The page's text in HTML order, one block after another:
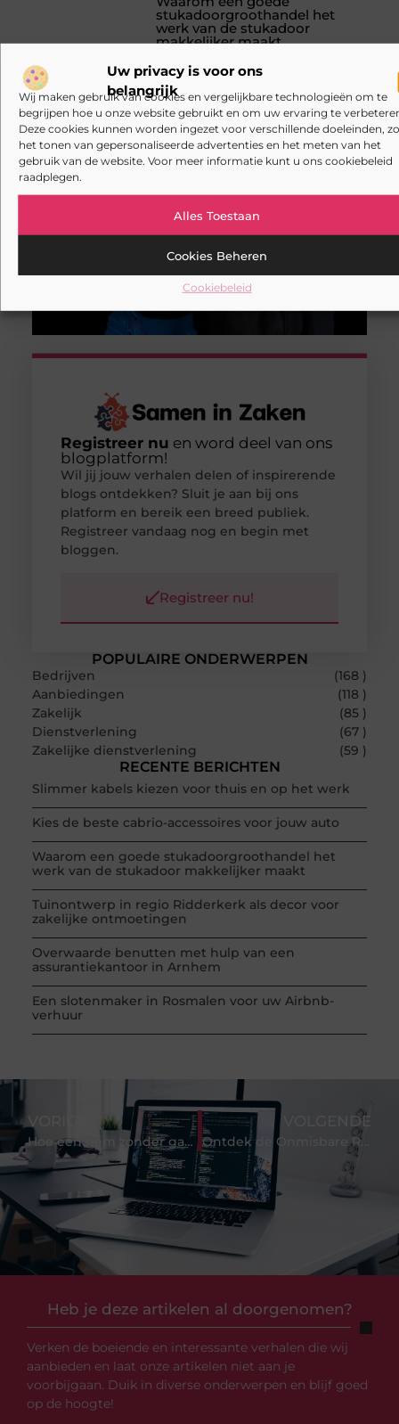
Uw privacy is voor ons
belangrijk
Wij maken gebruik van cookies en vergelijkbare technologieën om te
begrijpen hoe u onze website gebruikt en om uw ervaring te
Deze cookies kunnen worden ingezet voor verschillende doeleinden,
het tonen van gepersonaliseerde advertenties en het meten van het
gebruik van de website. Voor meer informatie kunt u ons cookiebeleid
raadplegen.
Alles Toestaan
Cookies Beheren
Cookiebeleid
stukadoorgroothandel het
werk van de stukadoor
makkelijker maakt
verbouwing begint, staat vaak
voor een strakke planning en
hoge verwachtingen van de
opdrachtgever. De wanden
moeten glad, egaal en op tijd
klaar zijn, en dat lukt alleen met
POPULAIRE ONDERWERPEN
Bedrijven
(168 )
Aanbiedingen
(118 )
Zakelijk
(85 )
Dienstverlening
(67 )
Zakelijke dienstverlening
(59 )
RECENTE BERICHTEN
Slimmer kabels kiezen voor thuis en op het werk
Kies de beste cabrio-accessoires voor jouw auto
Waarom een goede stukadoorgroothandel het
werk van de stukadoor makkelijker maakt
Tuinontwerp in regio Ridderkerk als decor voor
zakelijke ontmoetingen
Overwaarde benutten met hulp van een
assurantiekantoor in Arnhem
Een slotenmaker in Rosmalen voor uw Airbnb-
verhuur
Registreer nu en word deel van ons
blogplatform!
Wil jij jouw verhalen delen of inspirerende
blogs ontdekken? Sluit je aan bij ons
platform en bereik een breed publiek.
Registreer vandaag nog en begin met
bloggen.
Registreer nu!
Heb je deze artikelen al doorgenomen?
Verken de boeiende en interessante verhalen die wij
aanbieden en laat onze artikelen niet aan je
voorbijgaan. Duik in diverse onderwerpen en blijf goed
op de hoogte!
Hoe een riem zonder gaatjes je dagelijkse routine kan vereenvoudigen
VOLGENDE
Ontdek de Onmisbare Rol van Notaris Tilburg in Uw Juridische Zaken